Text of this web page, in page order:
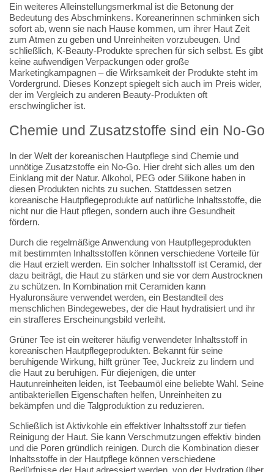
Ein weiteres Alleinstellungsmerkmal ist die Betonung der
Bedeutung des Abschminkens. Koreanerinnen schminken sich
sofort ab, wenn sie nach Hause kommen, um ihrer Haut Zeit
zum Atmen zu geben und Unreinheiten vorzubeugen. Und
schließlich, K-Beauty-Produkte sprechen für sich selbst. Es gibt
keine aufwendigen Verpackungen oder große
Marketingkampagnen – die Wirksamkeit der Produkte steht im
Vordergrund. Dieses Konzept spiegelt sich auch im Preis wider,
der im Vergleich zu anderen Beauty-Produkten oft
erschwinglicher ist.
Chemie und Zusatzstoffe sind ein No-Go
In der Welt der koreanischen Hautpflege sind Chemie und
unnötige Zusatzstoffe ein No-Go. Hier dreht sich alles um den
Einklang mit der Natur. Alkohol, PEG oder Silikone haben in
diesen Produkten nichts zu suchen. Stattdessen setzen
koreanische Hautpflegeprodukte auf natürliche Inhaltsstoffe, die
nicht nur die Haut pflegen, sondern auch ihre Gesundheit
fördern.
Durch die regelmäßige Anwendung von Hautpflegeprodukten
mit bestimmten Inhaltsstoffen können verschiedene Vorteile für
die Haut erzielt werden. Ein solcher Inhaltsstoff ist Ceramid, der
dazu beiträgt, die Haut zu stärken und sie vor dem Austrocknen
zu schützen. In Kombination mit Ceramiden kann
Hyaluronsäure verwendet werden, ein Bestandteil des
menschlichen Bindegewebes, der die Haut hydratisiert und ihr
ein strafferes Erscheinungsbild verleiht.
Grüner Tee ist ein weiterer häufig verwendeter Inhaltsstoff in
koreanischen Hautpflegeprodukten. Bekannt für seine
beruhigende Wirkung, hilft grüner Tee, Juckreiz zu lindern und
die Haut zu beruhigen. Für diejenigen, die unter
Hautunreinheiten leiden, ist Teebaumöl eine beliebte Wahl. Seine
antibakteriellen Eigenschaften helfen, Unreinheiten zu
bekämpfen und die Talgproduktion zu reduzieren.
Schließlich ist Aktivkohle ein effektiver Inhaltsstoff zur tiefen
Reinigung der Haut. Sie kann Verschmutzungen effektiv binden
und die Poren gründlich reinigen. Durch die Kombination dieser
Inhaltsstoffe in der Hautpflege können verschiedene
Bedürfnisse der Haut adressiert werden, von der Hydration über